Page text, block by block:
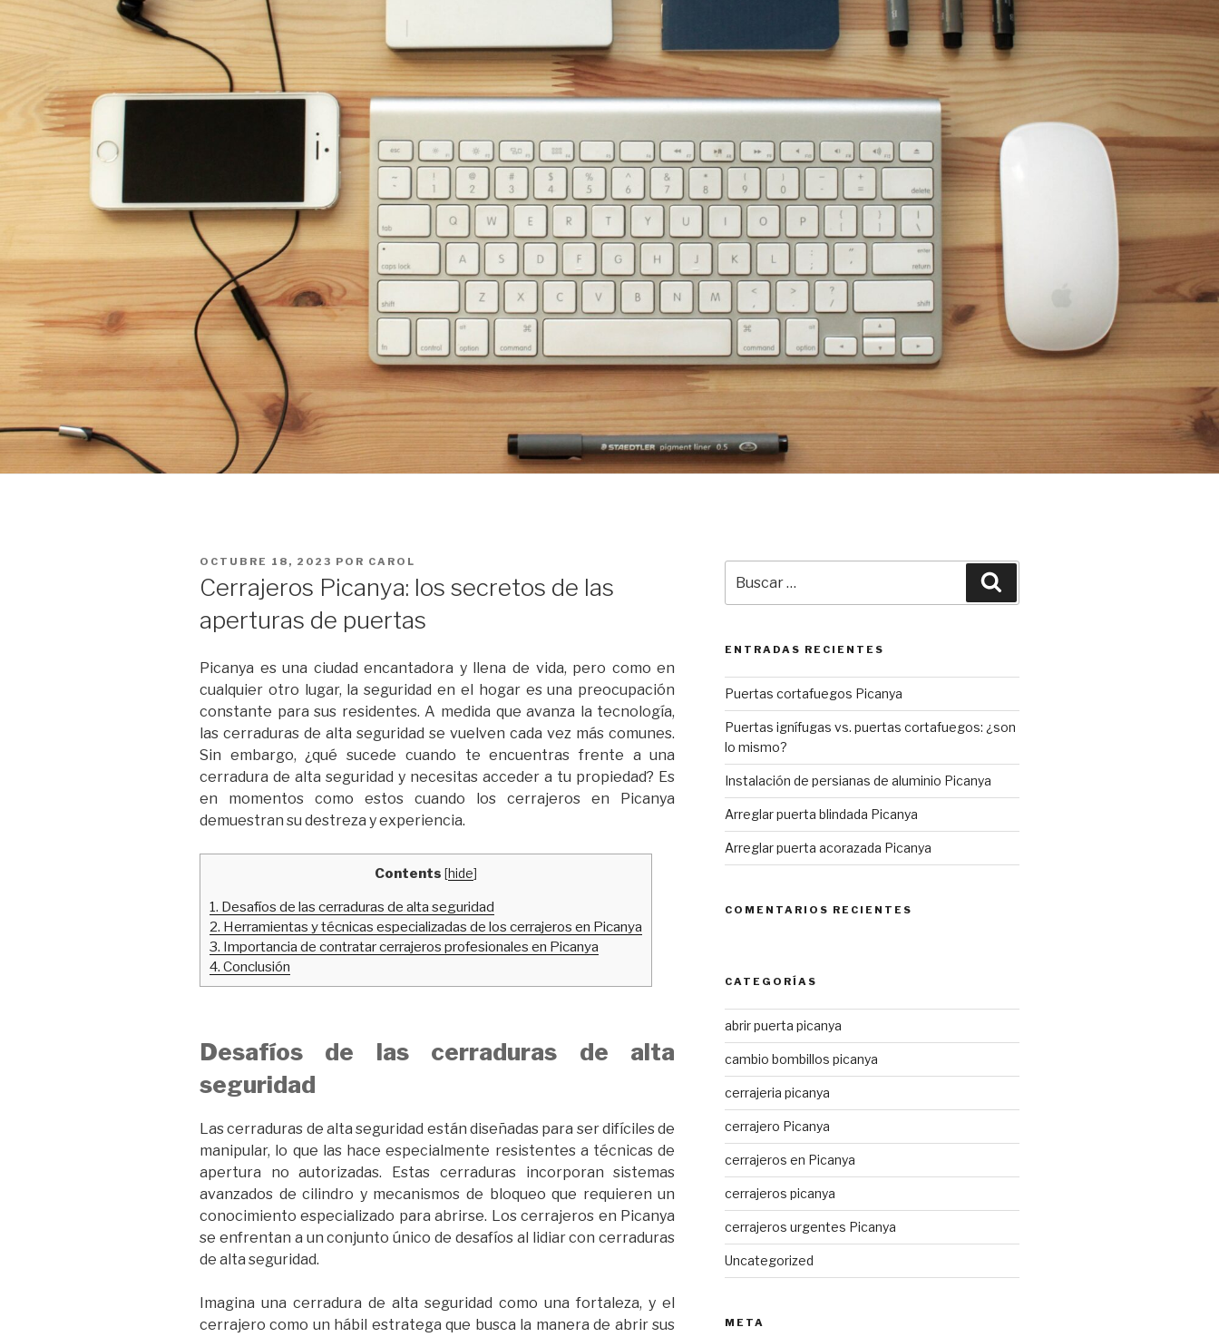
PUBLICADO
OCTUBRE 18, 2023 POR CAROL
Cerrajeros Picanya: los secretos de las
aperturas de puertas
Picanya es una ciudad encantadora y llena de vida, pero como en
cualquier otro lugar, la seguridad en el hogar es una preocupación
constante para sus residentes. A medida que avanza la tecnología,
las cerraduras de alta seguridad se vuelven cada vez más comunes.
Sin embargo, ¿qué sucede cuando te encuentras frente a una
cerradura de alta seguridad y necesitas acceder a tu propiedad? Es
en momentos como estos cuando los cerrajeros en Picanya
demuestran su destreza y experiencia.
Contents [hide]
1. Desafíos de las cerraduras de alta seguridad
2. Herramientas y técnicas especializadas de los cerrajeros en Picanya
3. Importancia de contratar cerrajeros profesionales en Picanya
4. Conclusión
Desafíos de las cerraduras de alta
seguridad
Las cerraduras de alta seguridad están diseñadas para ser difíciles de
manipular, lo que las hace especialmente resistentes a técnicas de
apertura no autorizadas. Estas cerraduras incorporan sistemas
avanzados de cilindro y mecanismos de bloqueo que requieren un
conocimiento especializado para abrirse. Los cerrajeros en Picanya
se enfrentan a un conjunto único de desafíos al lidiar con cerraduras
de alta seguridad.
Imagina una cerradura de alta seguridad como una fortaleza, y el
cerrajero como un hábil estratega que busca la manera de abrir sus
por:
ENTRADAS RECIENTES
Puertas cortafuegos Picanya
Puertas ignífugas vs. puertas cortafuegos: ¿son
lo mismo?
Instalación de persianas de aluminio Picanya
Arreglar puerta blindada Picanya
Arreglar puerta acorazada Picanya
COMENTARIOS RECIENTES
CATEGORÍAS
abrir puerta picanya
cambio bombillos picanya
cerrajeria picanya
cerrajero Picanya
cerrajeros en Picanya
cerrajeros picanya
cerrajeros urgentes Picanya
Uncategorized
META